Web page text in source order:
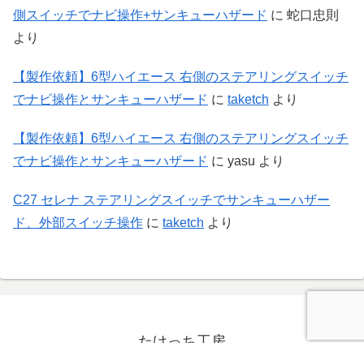
側スイッチでナビ操作+サンキューハザード に 蛇口忠則
より
【製作依頼】6型ハイエース 右側のステアリングスイッチ
でナビ操作とサンキューハザード に taketch より
【製作依頼】6型ハイエース 右側のステアリングスイッチ
でナビ操作とサンキューハザード に yasu より
C27 セレナ ステアリングスイッチでサンキューハザー
ド、外部スイッチ操作 に taketch より